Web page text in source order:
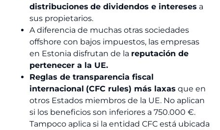
distribuciones de dividendos e intereses a
sus propietarios.
A diferencia de muchas otras sociedades
offshore con bajos impuestos, las empresas
en Estonia disfrutan de la reputación de
pertenecer a la UE.
Reglas de transparencia fiscal
internacional (CFC rules) más laxas que en
otros Estados miembros de la UE. No aplican
si los beneficios son inferiores a 750.000 €.
Tampoco aplica si la entidad CFC está ubicada